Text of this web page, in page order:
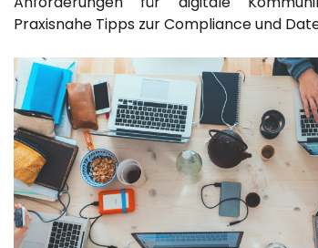
Praxisnahe Tipps zur Compliance und